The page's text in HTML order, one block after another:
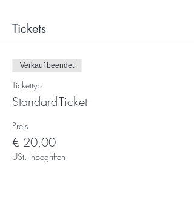
Tickets
Verkauf beendet
Tickettyp
Standard-Ticket
Preis
€ 20,00
USt. inbegriffen